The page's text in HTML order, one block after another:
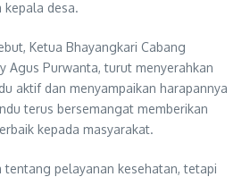
kepala desa.
Ketua Bhayangkari Cabang
Agus Purwanta, turut menyerahkan
aktif dan menyampaikan harapannya
terus bersemangat memberikan
kepada masyarakat.
tentang pelayanan kesehatan, tetapi